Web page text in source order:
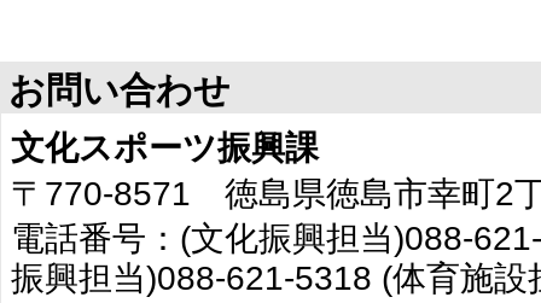
お問い合わせ
文化スポーツ振興課
〒770-8571 徳島県徳島市幸町2
電話番号：(文化振興担当)088-
振興担当)088-621-5318 (体育施